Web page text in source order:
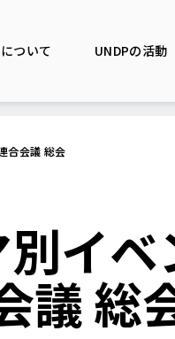
ついて UNDPの活動
合会議 総会
別イ
議 総